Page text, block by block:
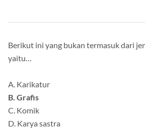
Berikut ini yang bukan termasuk dari
yaitu…
A. Karikatur
B. Grafis
C. Komik
D. Karya sastra